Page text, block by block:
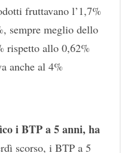
fruttavano l’1,7%
sempre meglio dello
rispetto allo 0,62%
anche al 4%
i BTP a 5 anni, ha
scorso, i BTP a 5